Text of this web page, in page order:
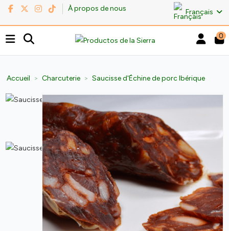
À propos de nous Français
0
Accueil Charcuterie Saucisse d'Échine de porc Ibérique